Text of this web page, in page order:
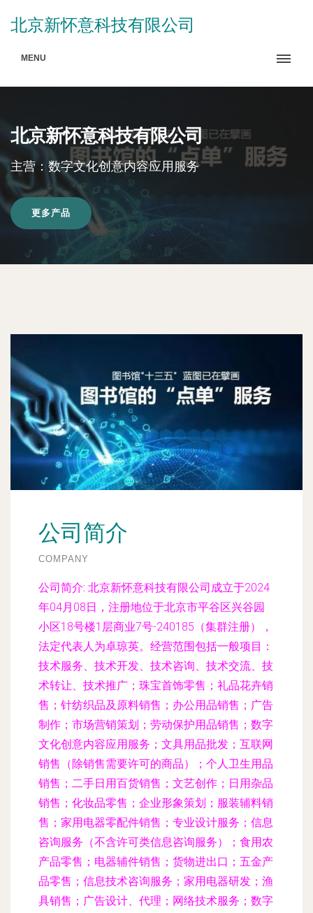
北京新怀意科技有限公司
MENU
北京新怀意科技有限公司
主营：数字文化创意内容应用服务
更多产品
公司简介
COMPANY
公司简介: 北京新怀意科技有限公司成立于2024
年04月08日，注册地位于北京市平谷区兴谷园
小区18号楼1层商业7号-240185（集群注册），
法定代表人为卓琼英。经营范围包括一般项目：
技术服务、技术开发、技术咨询、技术交流、技
术转让、技术推广；珠宝首饰零售；礼品花卉销
售；针纺织品及原料销售；办公用品销售；广告
制作；市场营销策划；劳动保护用品销售；数字
文化创意内容应用服务；文具用品批发；互联网
销售（除销售需要许可的商品）；个人卫生用品
销售；二手日用百货销售；文艺创作；日用杂品
销售；化妆品零售；企业形象策划；服装辅料销
售；家用电器零配件销售；专业设计服务；信息
咨询服务（不含许可类信息咨询服务）；食用农
产品零售；电器辅件销售；货物进出口；五金产
品零售；信息技术咨询服务；家用电器研发；渔
具销售；广告设计、代理；网络技术服务；数字